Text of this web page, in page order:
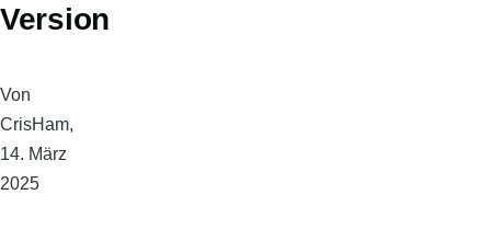
Version
Von
CrisHam,
14. März
2025